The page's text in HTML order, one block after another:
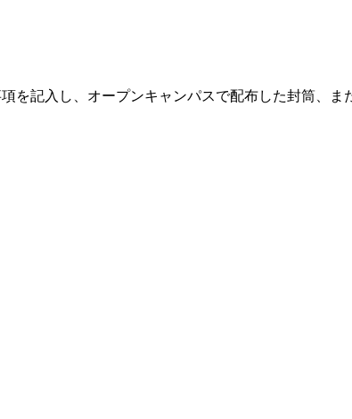
を記入し、オープンキャンパスで配布した封筒、